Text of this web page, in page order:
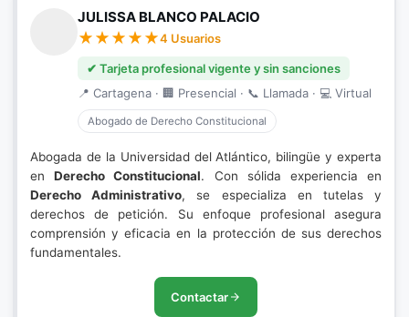
JULISSA BLANCO PALACIO
4 Usuarios
✔ Tarjeta profesional vigente y sin sanciones
📍 Cartagena · 🏢 Presencial · 📞 Llamada · 💻 Virtual
Abogado de Derecho Constitucional
Abogada de la Universidad del Atlántico, bilingüe y experta
enDerecho Constitucional. Con sólida experiencia en
Derecho Administrativo, se especializa en tutelas y
derechos de petición. Su enfoque profesional asegura
comprensión y eficacia en la protección de sus derechos
fundamentales.
Contactar